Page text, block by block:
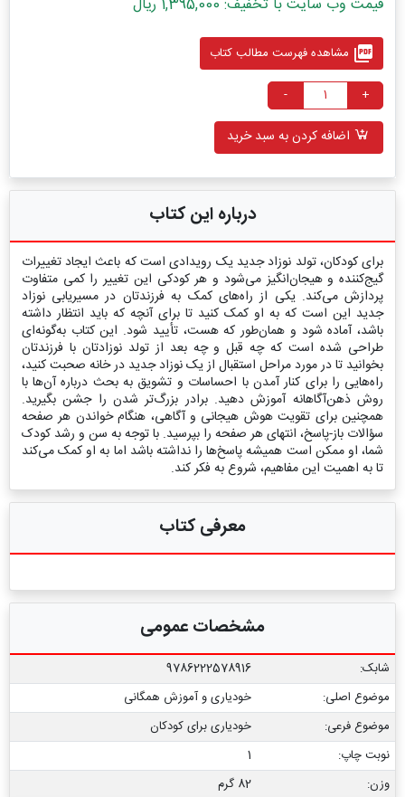
قیمت وب سایت با تخفیف: 1,395,000 ریال
picture_as_pdf مشاهده فهرست مطالب کتاب
+
-
اضافه کردن به سبد خرید
درباره این کتاب
برای کودکان، تولد نوزاد جدید یک رویدادی است که باعث ایجاد تغییرات
گیج‌کننده و هیجان‌انگیز می‌شود و هر کودکی این تغییر را کمی متفاوت
پردازش می‌کند. یکی از راه‌های کمک به فرزندتان در مسیریابی نوزاد
جدید این است که به او کمک کنید تا برای آنچه که باید انتظار داشته
باشد، آماده شود و همان‌طور که هست، تأیید شود. این کتاب به‌گونه‌ای
طراحی شده است که چه قبل و چه بعد از تولد نوزادتان با فرزندتان
بخوانید تا در مورد مراحل استقبال از یک نوزاد جدید در خانه صحبت کنید،
راه‌هایی را برای کنار آمدن با احساسات و تشویق به بحث درباره آن‌ها با
روش ذهن‌آگاهانه آموزش دهید. برادر بزرگ‌تر شدن را جشن بگیرید.
همچنین برای تقویت هوش هیجانی و آگاهی، هنگام خواندن هر صفحه
سؤالات باز-پاسخ، انتهای هر صفحه را بپرسید. با توجه به سن و رشد کودک
شما، او ممکن است همیشه پاسخ‌ها را نداشته باشد اما به او کمک می‌کند
تا به اهمیت این مفاهیم، شروع به فکر کند.
معرفی کتاب
مشخصات عمومی
شابک:
9786222578916
موضوع اصلی:
خودیاری و آموزش همگانی
موضوع فرعی:
خودیاری برای کودکان
نوبت چاپ:
1
وزن:
82 گرم